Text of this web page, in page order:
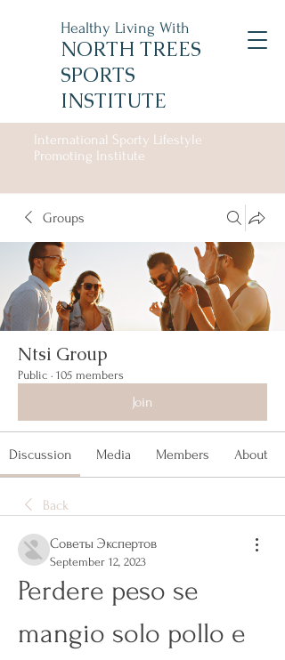
Healthy Living With
NORTH TREES
SPORTS
INSTITUTE
International Sporty Lifestyle
Promoting Institute
Groups
Ntsi Group
Public · 105 members
Join
Discussion Media Members About
Back
Советы Экспертов
September 12, 2023
Perdere peso se
mangio solo pollo e